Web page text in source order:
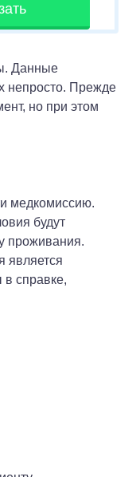
Данные
непросто. Прежде
но при этом
медкомиссию.
будут
проживания.
является
в справке,